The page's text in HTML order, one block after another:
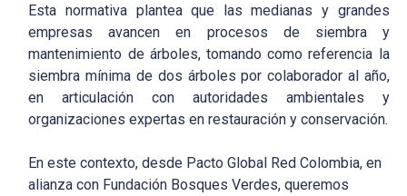
Esta normativa plantea que las medianas y grandes
empresas avancen en procesos de siembra y
mantenimiento de árboles, tomando como referencia la
siembra mínima de dos árboles por colaborador al año,
en articulación con autoridades ambientales y
organizaciones expertas en restauración y conservación.
En este contexto, desde Pacto Global Red Colombia, en
alianza con Fundación Bosques Verdes, queremos